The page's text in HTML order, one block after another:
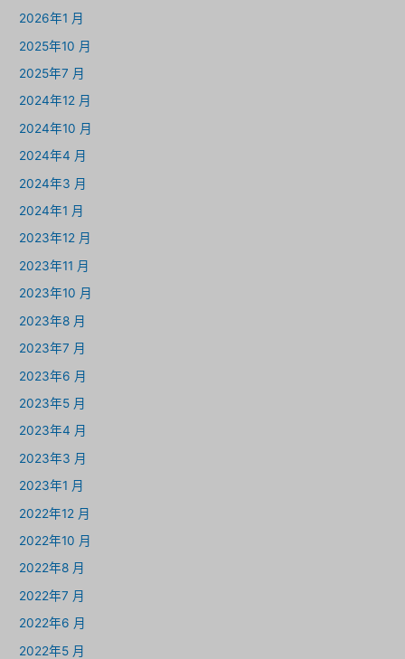
2026年1 月
2025年10 月
2025年7 月
2024年12 月
2024年10 月
2024年4 月
2024年3 月
2024年1 月
2023年12 月
2023年11 月
2023年10 月
2023年8 月
2023年7 月
2023年6 月
2023年5 月
2023年4 月
2023年3 月
2023年1 月
2022年12 月
2022年10 月
2022年8 月
2022年7 月
2022年6 月
2022年5 月